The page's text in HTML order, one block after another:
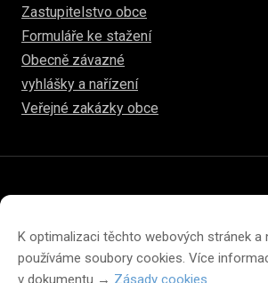
K optimalizaci těchto webových stránek a
používáme soubory cookies. Více
v dokumentu → Zásady cookies
Zastupitelstvo obce
Formuláře ke stažení
Obecně závazné
vyhlášky a nařízení
Veřejné zakázky obce
Prohlášení o přístupnosti
Prohlášení o
Zásady cookies (EU)